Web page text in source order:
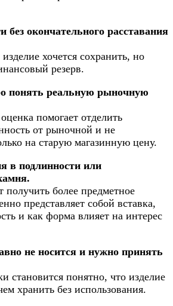
окончательного расставания
хочется сохранить, но
резерв.
понять реальную рыночную
помогает отделить
от рыночной и не
на старую магазинную цену.
в подлинности или
получить более предметное
представляет собой вставка,
и как форма влияет на интерес
не носится и нужно принять
становится понятно, что изделие
хранить без использования.